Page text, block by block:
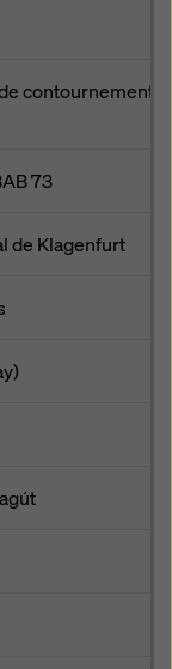
contournement
73
de Klagenfurt